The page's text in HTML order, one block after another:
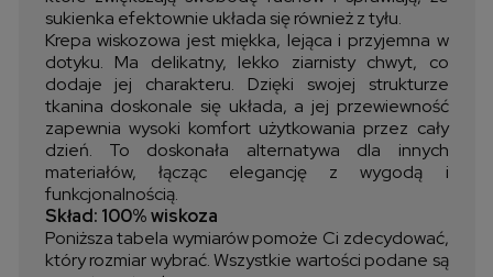
sukienka efektownie układa się również z tyłu.
Krepa wiskozowa jest miękka, lejąca i przyjemna w
dotyku. Ma delikatny, lekko ziarnisty chwyt, co
dodaje jej charakteru. Dzięki swojej strukturze
tkanina doskonale się układa, a jej przewiewność
zapewnia wysoki komfort użytkowania przez cały
dzień. To doskonała alternatywa dla innych
materiałów, łącząc elegancję z wygodą i
funkcjonalnością.
Skład: 100% wiskoza
Poniższa tabela wymiarów pomoże Ci zdecydować,
który rozmiar wybrać. Wszystkie wartości podane są